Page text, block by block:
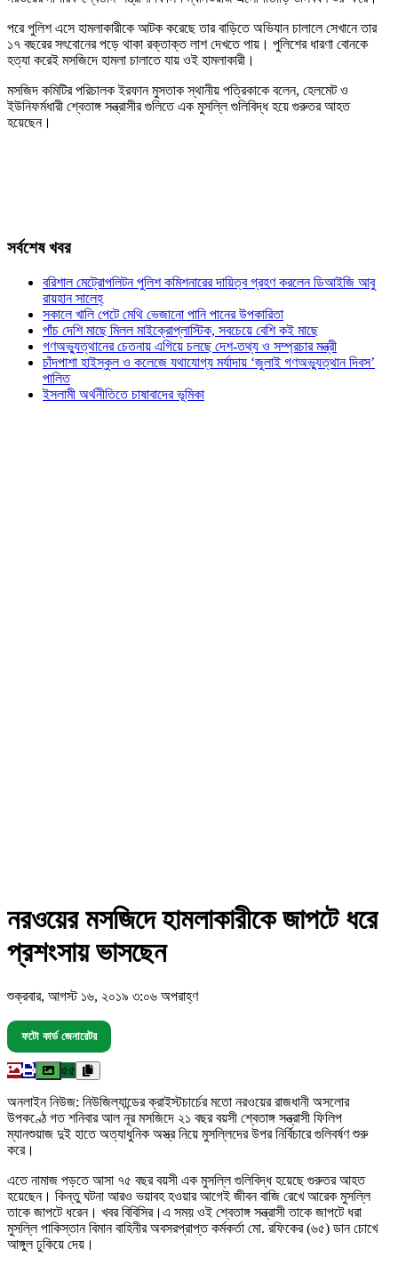
পরে পুলিশ এসে হামলাকারীকে আটক করেছে তার বাড়িতে অভিযান চালালে সেখানে তার
১৭ বছরের সৎবোনের পড়ে থাকা রক্তাক্ত লাশ দেখতে পায়। পুলিশের ধারণা বোনকে
হত্যা করেই মসজিদে হামলা চালাতে যায় ওই হামলাকারী।
মসজিদ কমিটির পরিচালক ইরফান মুসতাক স্থানীয় পত্রিকাকে বলেন, হেলমেট ও
ইউনিফর্মধারী শ্বেতাঙ্গ সন্ত্রাসীর গুলিতে এক মুসল্লি গুলিবিদ্ধ হয়ে গুরুতর আহত
হয়েছেন।
সর্বশেষ খবর
বরিশাল মেট্রোপলিটন পুলিশ কমিশনারের দায়িত্ব গ্রহণ করলেন ডিআইজি আবু
রায়হান সালেহ্
সকালে খালি পেটে মেথি ভেজানো পানি পানের উপকারিতা
পাঁচ দেশি মাছে মিলল মাইক্রোপ্লাস্টিক, সবচেয়ে বেশি কই মাছে
গণঅভ্যুত্থানের চেতনায় এগিয়ে চলছে দেশ-তথ্য ও সম্প্রচার মন্ত্রী
চাঁদপাশা হাইস্কুল ও কলেজে যথাযোগ্য মর্যাদায় ‘জুলাই গণঅভ্যুত্থান দিবস’
পালিত
ইসলামী অর্থনীতিতে চাষাবাদের ভূমিকা
নরওয়ের মসজিদে হামলাকারীকে জাপটে ধরে
প্রশংসায় ভাসছেন
শুক্রবার, আগস্ট ১৬, ২০১৯ ৩:০৬ অপরাহ্ণ
ফটো কার্ড জেনারেটর
৫৫
অনলাইন নিউজ: নিউজিল্যান্ডের ক্রাইস্টচার্চের মতো নরওয়ের রাজধানী অসলোর
উপকণ্ঠে গত শনিবার আল নূর মসজিদে ২১ বছর বয়সী শ্বেতাঙ্গ সন্ত্রাসী ফিলিপ
ম্যানশুয়াজ দুই হাতে অত্যাধুনিক অস্ত্র নিয়ে মুসল্লিদের উপর নির্বিচারে গুলিবর্ষণ শুরু
করে।
এতে নামাজ পড়তে আসা ৭৫ বছর বয়সী এক মুসল্লি গুলিবিদ্ধ হয়েছে গুরুতর আহত
হয়েছেন। কিন্তু ঘটনা আরও ভয়াবহ হওয়ার আগেই জীবন বাজি রেখে আরেক মুসল্লি
তাকে জাপটে ধরেন। খবর বিবিসির।এ সময় ওই শ্বেতাঙ্গ সন্ত্রাসী তাকে জাপটে ধরা
মুসল্লি পাকিস্তান বিমান বাহিনীর অবসরপ্রাপ্ত কর্মকর্তা মো. রফিকের (৬৫) ডান চোখে
আঙ্গুল ঢুকিয়ে দেয়।